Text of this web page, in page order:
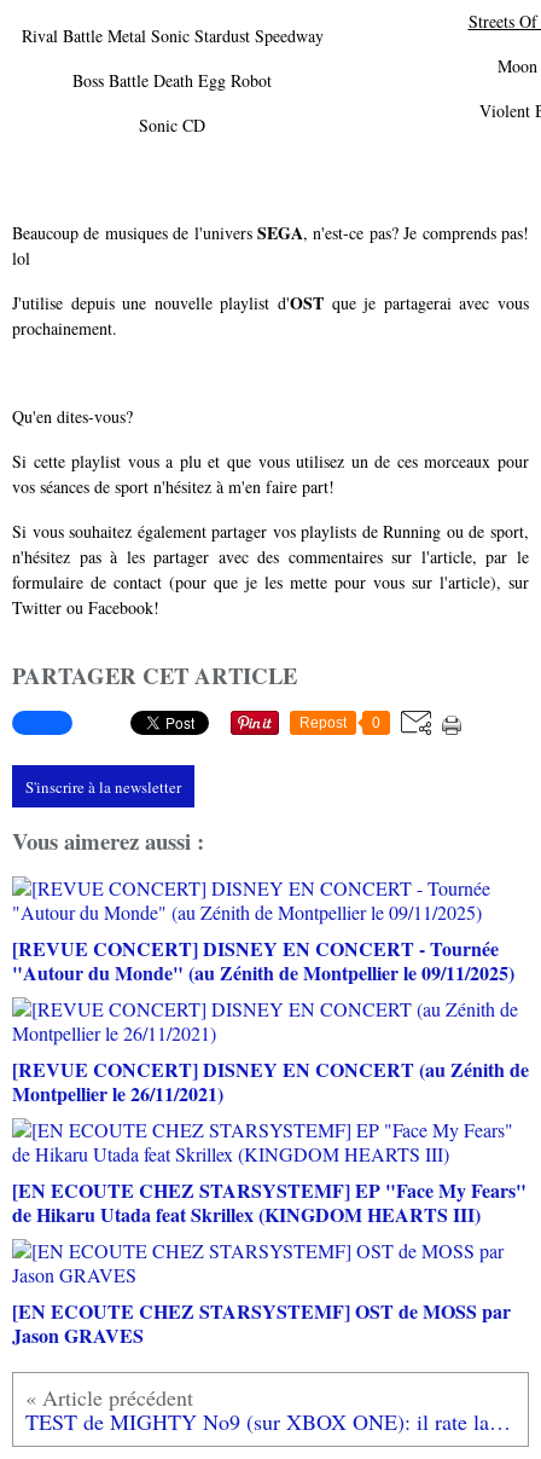
Rival Battle Metal Sonic Stardust Speedway
Boss Battle Death Egg Robot
Sonic CD
Streets
Moon
Violent
Beaucoup de musiques de l'univers SEGA, n'est-ce pas? Je comprends pas!
lol
J'utilise depuis une nouvelle playlist d'OST que je partagerai avec vous
prochainement.
Qu'en dites-vous?
Si cette playlist vous a plu et que vous utilisez un de ces morceaux pour
vos séances de sport n'hésitez à m'en faire part!
Si vous souhaitez également partager vos playlists de Running ou de sport,
n'hésitez pas à les partager avec des commentaires sur l'article, par le
formulaire de contact (pour que je les mette pour vous sur l'article), sur
Twitter ou Facebook!
PARTAGER CET ARTICLE
Repost 0
S'inscrire à la newsletter
Vous aimerez aussi :
[REVUE CONCERT] DISNEY EN CONCERT - Tournée
"Autour du Monde" (au Zénith de Montpellier le 09/11/2025)
[REVUE CONCERT] DISNEY EN CONCERT (au Zénith de
Montpellier le 26/11/2021)
[EN ECOUTE CHEZ STARSYSTEMF] EP "Face My Fears"
de Hikaru Utada feat Skrillex (KINGDOM HEARTS III)
[EN ECOUTE CHEZ STARSYSTEMF] OST de MOSS par
Jason GRAVES
TEST de MIGHTY No9 (sur XBOX ONE): il rate la plateforme...